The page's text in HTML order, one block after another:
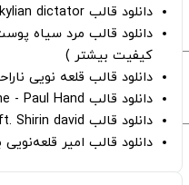
دانلود قالب kylian dictator
کیفیت بیشتر )
دانلود قالب قلعه نویی
دانلود قالب Oh Kevin De Bruyne - Paul Hand
دانلود قالب Gut Genug - kitschrieg ft. Shirin david
دانلود قالب امیر